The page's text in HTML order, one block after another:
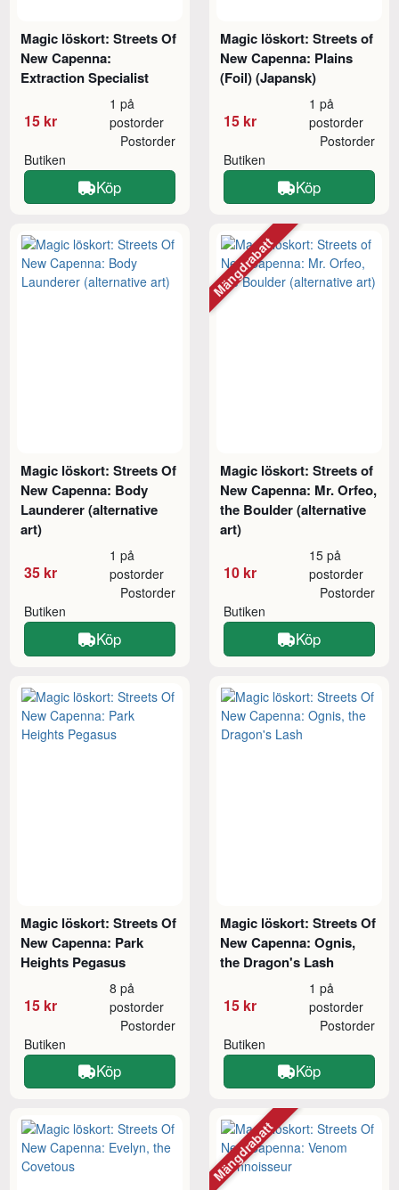
Magic löskort: Streets Of
New Capenna:
Extraction Specialist
15 kr
1 på
postorder
Butiken
Postorder
Köp
Magic löskort: Streets of
New Capenna: Plains
(Foil) (Japansk)
15 kr
1 på
postorder
Butiken
Postorder
Köp
Magic löskort: Streets Of
New Capenna: Body
Launderer (alternative
art)
35 kr
1 på
postorder
Butiken
Postorder
Köp
Magic löskort: Streets of
New Capenna: Mr. Orfeo,
the Boulder (alternative
art)
10 kr
15 på
postorder
Butiken
Postorder
Köp
Mängdrabatt
Magic löskort: Streets Of
New Capenna: Park
Heights Pegasus
15 kr
8 på
postorder
Butiken
Postorder
Köp
Magic löskort: Streets Of
New Capenna: Ognis,
the Dragon's Lash
15 kr
1 på
postorder
Butiken
Postorder
Köp
Mängdrabatt